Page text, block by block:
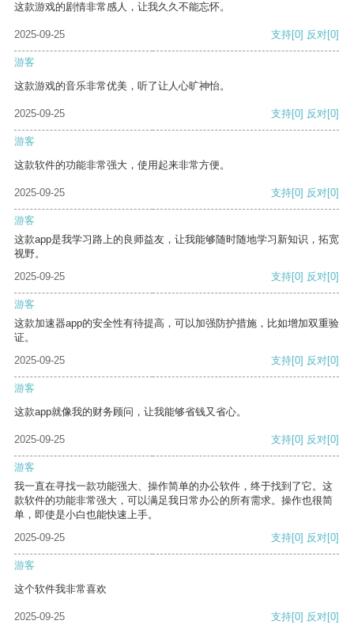
这款游戏的剧情非常感人，让我久久不能忘怀。
2025-09-25 支持[0] 反对[0]
游客
这款游戏的音乐非常优美，听了让人心旷神怡。
2025-09-25 支持[0] 反对[0]
游客
这款软件的功能非常强大，使用起来非常方便。
2025-09-25 支持[0] 反对[0]
游客
这款app是我学习路上的良师益友，让我能够随时随地学习新知识，拓宽
视野。
2025-09-25
支持[0] 反对[0]
游客
这款加速器app的安全性有待提高，可以加强防护措施，比如增加双重验
证。
2025-09-25
支持[0] 反对[0]
游客
这款app就像我的财务顾问，让我能够省钱又省心。
2025-09-25 支持[0] 反对[0]
游客
我一直在寻找一款功能强大、操作简单的办公软件，终于找到了它。这
款软件的功能非常强大，可以满足我日常办公的所有需求。操作也很简
单，即使是小白也能快速上手。
2025-09-25
支持[0] 反对[0]
游客
这个软件我非常喜欢
2025-09-25 支持[0] 反对[0]